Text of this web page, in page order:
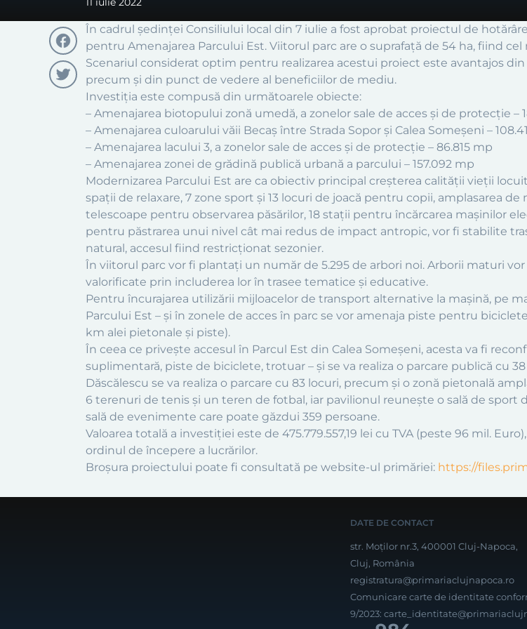
Facebook
Twitter
În cadrul ședinței Consiliului local din 7 iulie a fost aprobat proiectul de
pentru Amenajarea Parcului Est. Viitorul parc are o suprafață de 54 ha, fiind
Scenariul considerat optim pentru realizarea acestui proiect este avantajos
precum și din punct de vedere al beneficiilor de mediu.
Investiția este compusă din următoarele obiecte:
– Amenajarea biotopului zonă umedă, a zonelor sale de acces și de protecție –
– Amenajarea culoarului văii Becaș între Strada Sopor și Calea Someșeni –
– Amenajarea lacului 3, a zonelor sale de acces și de protecție – 86.815 mp
– Amenajarea zonei de grădină publică urbană a parcului – 157.092 mp
Modernizarea Parcului Est are ca obiectiv principal creșterea calității vieții
spații de relaxare, 7 zone sport și 13 locuri de joacă pentru copii, amplasarea
telescoape pentru observarea păsărilor, 18 stații pentru încărcarea mașinilor
pentru păstrarea unui nivel cât mai redus de impact antropic, vor fi stabilite
natural, accesul fiind restricționat sezonier.
În viitorul parc vor fi plantați un număr de 5.295 de arbori noi. Arborii maturi
valorificate prin includerea lor în trasee tematice și educative.
Pentru încurajarea utilizării mijloacelor de transport alternative la mașină, pe
Parcului Est – și în zonele de acces în parc se vor amenaja piste pentru
km alei pietonale și piste).
În ceea ce privește accesul în Parcul Est din Calea Someșeni, acesta va fi
suplimentară, piste de biciclete, trotuar – și se va realiza o parcare publică cu
Dăscălescu se va realiza o parcare cu 83 locuri, precum și o zonă pietonală
6 terenuri de tenis și un teren de fotbal, iar pavilionul reunește o sală de
sală de evenimente care poate găzdui 359 persoane.
Valoarea totală a investiției este de 475.779.557,19 lei cu TVA (peste 96 mil.
ordinul de începere a lucrărilor.
Broșura proiectului poate fi consultată pe website-ul primăriei: https://
DATE DE CONTACT
str. Moților nr.3, 400001 Cluj-Napoca,
Cluj, România
registratura@primariaclujnapoca.ro
Comunicare carte de identitate
9/2023: